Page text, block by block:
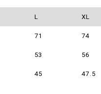
L XL
71 74
53 56
45 47.5